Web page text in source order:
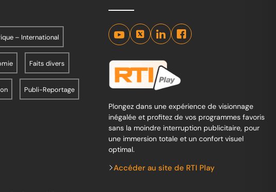
– International
Faits divers
Publi-Reportage
Plongez dans une expérience de visionnage
inégalée et profitez de vos programmes favoris
sans la moindre interruption publicitaire, pour
une immersion totale et un confort visuel
optimal.
Accéder au site de RTI Play